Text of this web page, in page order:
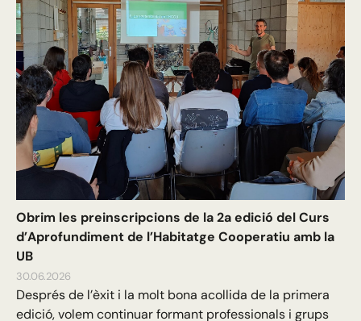
Obrim les preinscripcions de la 2a edició del Curs
d’Aprofundiment de l’Habitatge Cooperatiu amb la
UB
30.06.2026
Després de l’èxit i la molt bona acollida de la primera
edició, volem continuar formant professionals i grups